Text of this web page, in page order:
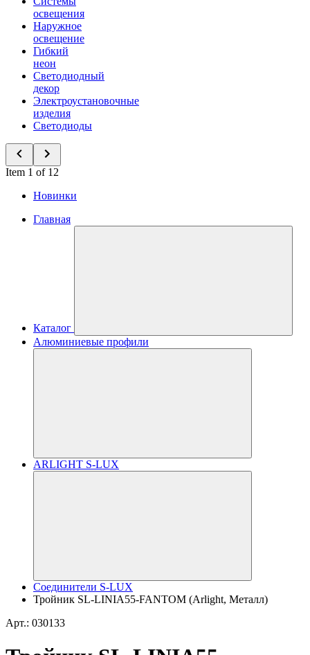
освещения
Наружное
освещение
Гибкий
неон
Светодиодный
декор
Электроустановочные
изделия
Светодиоды
Item 1 of 12
Новинки
Главная
Каталог
Алюминиевые профили
ARLIGHT S-LUX
Соединители S-LUX
Тройник SL-LINIA55-FANTOM (Arlight, Металл)
Арт.: 030133